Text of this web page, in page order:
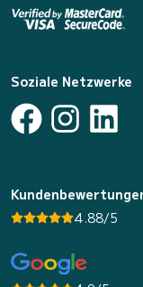
Soziale Netzwerke
4.88/5